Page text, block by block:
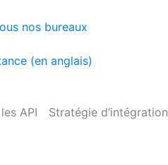
nos bureaux
(en anglais)
API Stratégie d’intégration